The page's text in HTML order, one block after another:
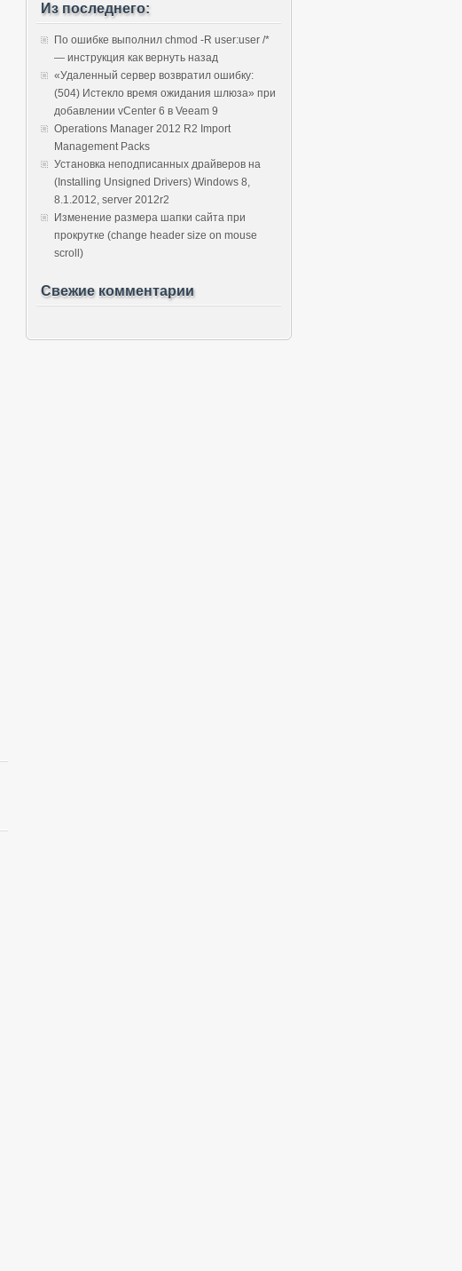
Из последнего:
По ошибке выполнил chmod -R user:user /*
— инструкция как вернуть назад
«Удаленный сервер возвратил ошибку:
(504) Истекло время ожидания шлюза» при
добавлении vCenter 6 в Veeam 9
Operations Manager 2012 R2 Import
Management Packs
Установка неподписанных драйверов на
(Installing Unsigned Drivers) Windows 8,
8.1.2012, server 2012r2
Изменение размера шапки сайта при
прокрутке (change header size on mouse
scroll)
Свежие комментарии